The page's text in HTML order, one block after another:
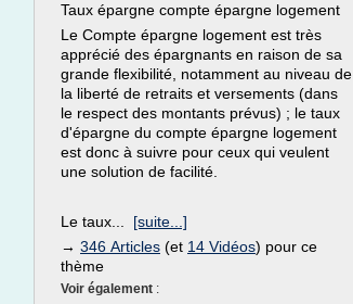
Taux épargne compte épargne logement
Le Compte épargne logement est très
apprécié des épargnants en raison de sa
grande flexibilité, notamment au niveau de
la liberté de retraits et versements (dans
le respect des montants prévus) ; le taux
d'épargne du compte épargne logement
est donc à suivre pour ceux qui veulent
une solution de facilité.
Le taux... [suite...]
→ 346 Articles (et 14 Vidéos) pour ce
thème
Voir également :